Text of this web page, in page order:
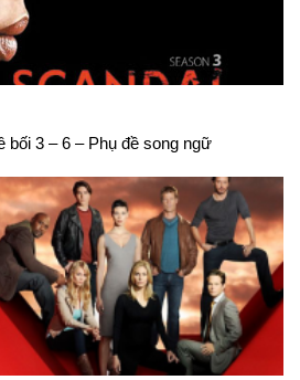
bối 3 – 6 – Phụ đề song ngữ